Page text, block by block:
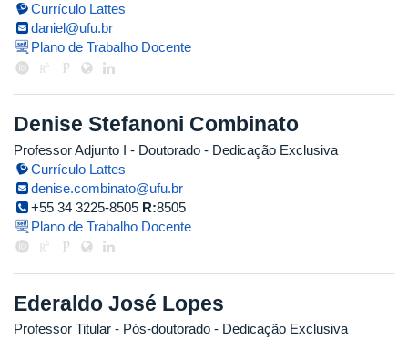
Currículo Lattes
daniel@ufu.br
Plano de Trabalho Docente
Denise Stefanoni Combinato
Professor Adjunto I - Doutorado - Dedicação Exclusiva
Currículo Lattes
denise.combinato@ufu.br
+55 34 3225-8505 R:8505
Plano de Trabalho Docente
Ederaldo José Lopes
Professor Titular - Pós-doutorado - Dedicação Exclusiva